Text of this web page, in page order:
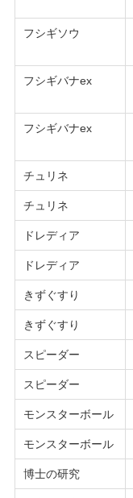
フシギソウ
フシギバナex
フシギバナex
チュリネ
チュリネ
ドレディア
ドレディア
きずぐすり
きずぐすり
スピーダー
スピーダー
モンスターボール
モンスターボール
博士の研究